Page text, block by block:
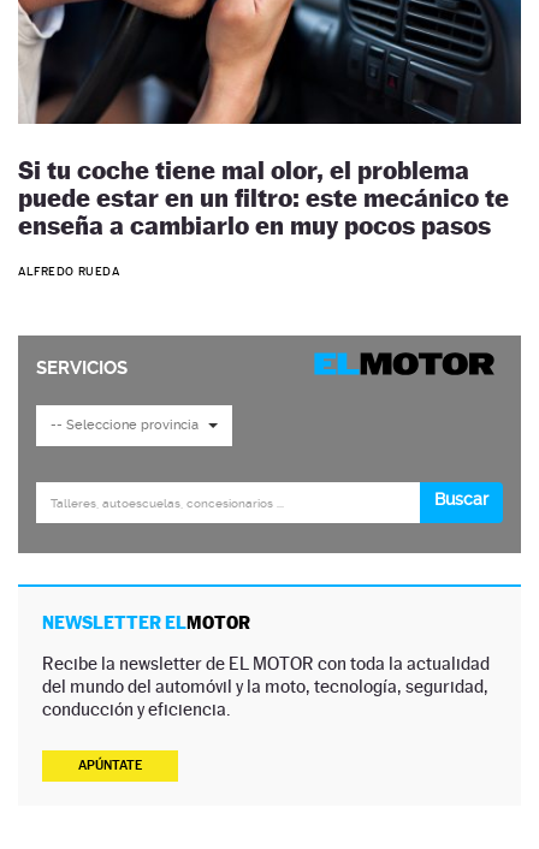
Si tu coche tiene mal olor, el problema
puede estar en un filtro: este mecánico te
enseña a cambiarlo en muy pocos pasos
ALFREDO RUEDA
NEWSLETTER ELMOTOR
Recibe la newsletter de EL MOTOR con toda la actualidad
del mundo del automóvil y la moto, tecnología, seguridad,
conducción y eficiencia.
APÚNTATE